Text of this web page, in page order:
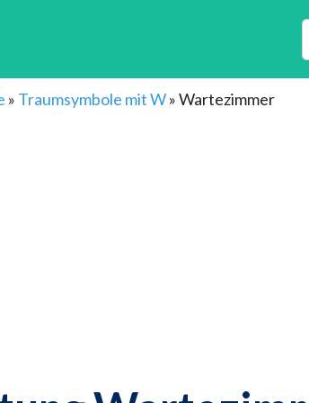
» Traumsymbole mit W»Wartezimmer